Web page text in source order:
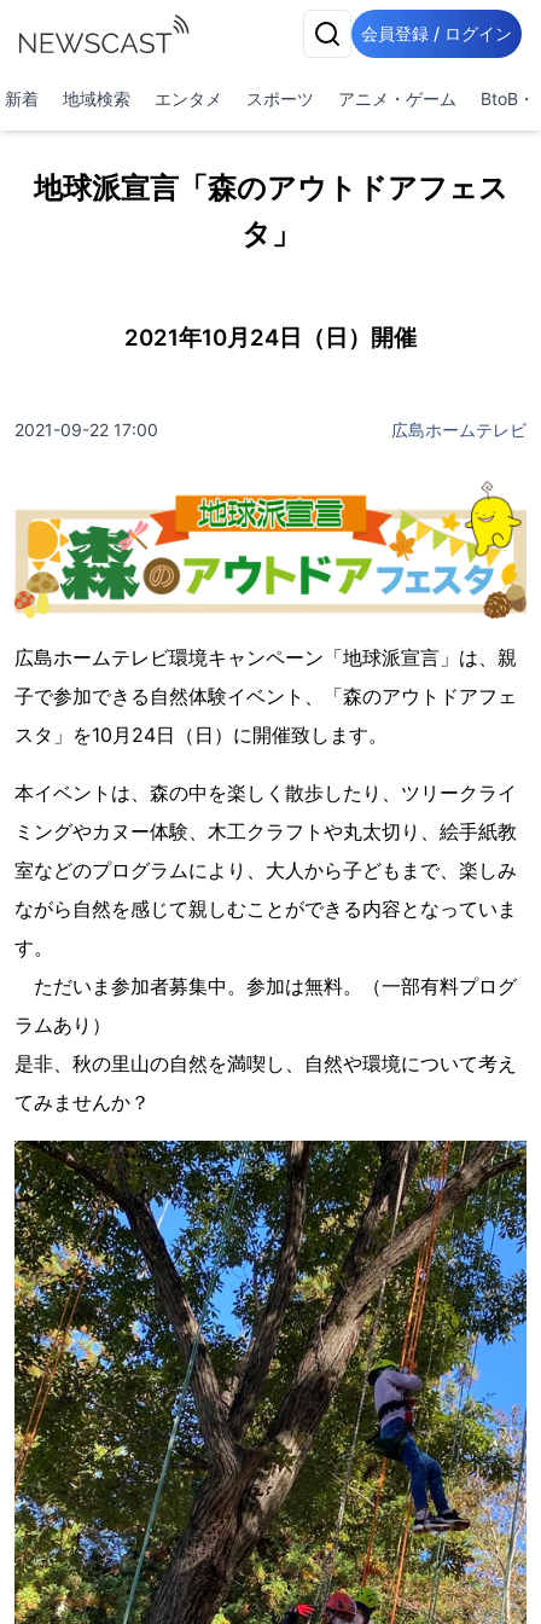
会員登録 / ログイン
新着 地域検索 エンタメ スポーツ アニメ・ゲーム BtoB・
地球派宣言「森のアウトドアフェス
タ」
2021年10月24日（日）開催
2021-09-22 17:00 広島ホームテレビ
広島ホームテレビ環境キャンペーン「地球派宣言」は、親
子で参加できる自然体験イベント、「森のアウトドアフェ
スタ」を10月24日（日）に開催致します。
本イベントは、森の中を楽しく散歩したり、ツリークライ
ミングやカヌー体験、木工クラフトや丸太切り、絵手紙教
室などのプログラムにより、大人から子どもまで、楽しみ
ながら自然を感じて親しむことができる内容となっていま
す。
ただいま参加者募集中。参加は無料。（一部有料プログ
ラムあり）
是非、秋の里山の自然を満喫し、自然や環境について考え
てみませんか？